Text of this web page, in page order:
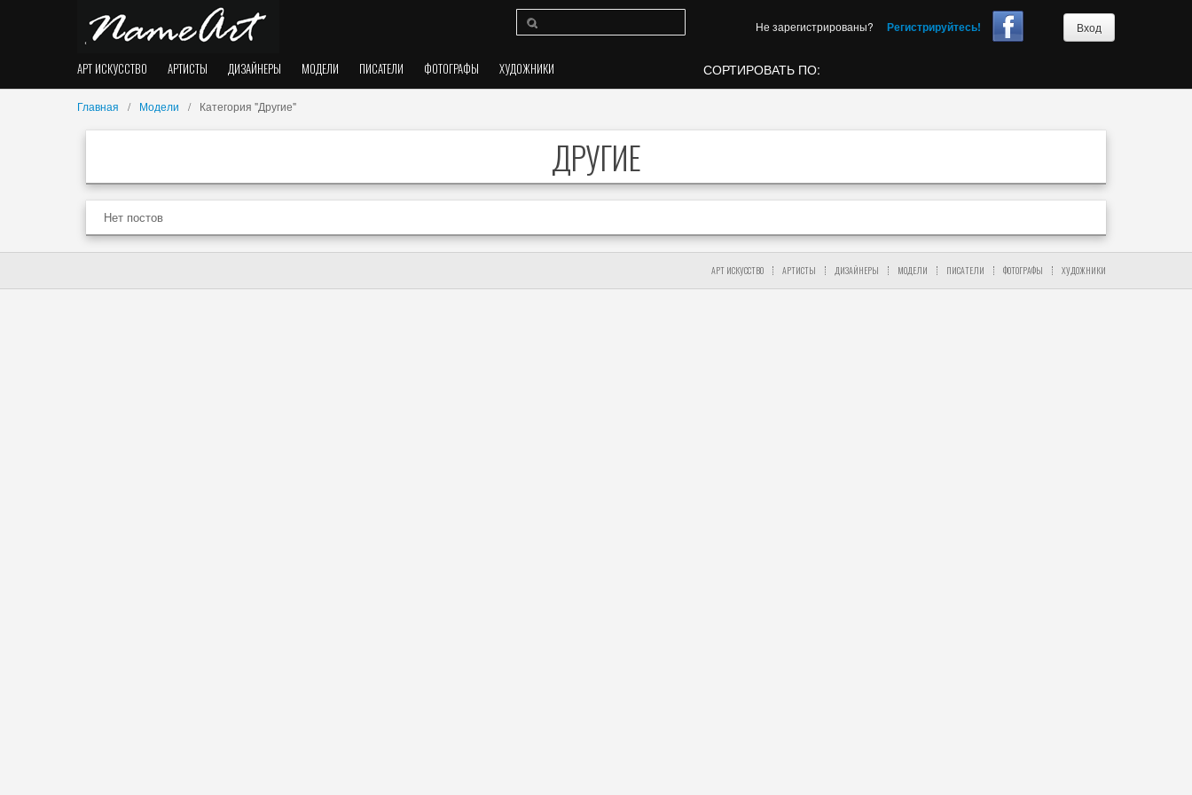
Не зарегистрированы? Регистрируйтесь! Вход
АРТ ИСКУССТВО АРТИСТЫ ДИЗАЙНЕРЫ МОДЕЛИ ПИСАТЕЛИ ФОТОГРАФЫ ХУДОЖНИКИ СОРТИРОВАТЬ ПО:
Главная Модели Категория "Другие"
ДРУГИЕ
Нет постов
АРТ ИСКУССТВО АРТИСТЫ ДИЗАЙНЕРЫ МОДЕЛИ ПИСАТЕЛИ ФОТОГРАФЫ ХУДОЖНИКИ